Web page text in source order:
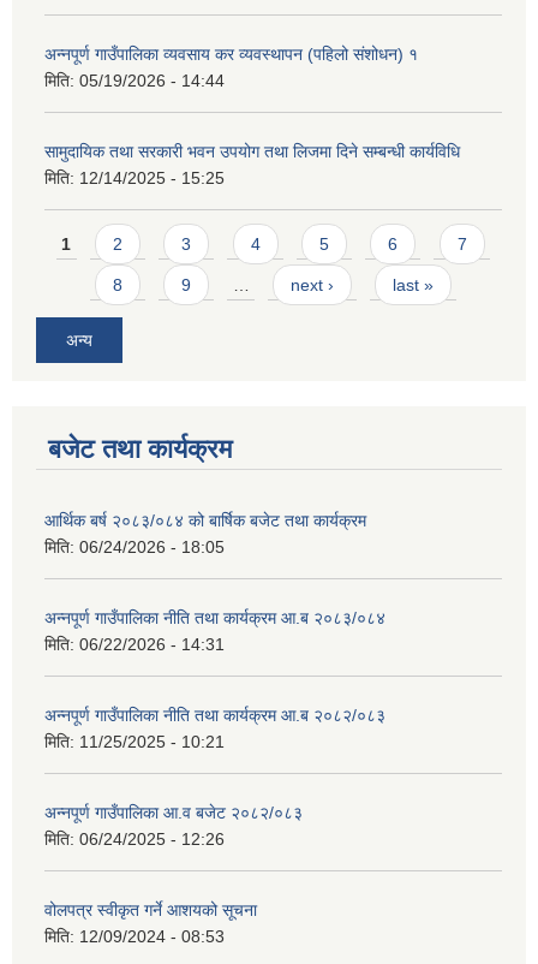
अन्नपूर्ण गाउँपालिका व्यवसाय कर व्यवस्थापन (पहिलो संशोधन) १
मिति: 05/19/2026 - 14:44
सामुदायिक तथा सरकारी भवन उपयोग तथा लिजमा दिने सम्बन्धी कार्यविधि
मिति: 12/14/2025 - 15:25
Pages
1 2 3 4 5 6 7
8 9 next › last »
अन्य
बजेट तथा कार्यक्रम
आर्थिक बर्ष २०८३/०८४ को बार्षिक बजेट तथा कार्यक्रम
मिति: 06/24/2026 - 18:05
अन्नपूर्ण गाउँपालिका नीति तथा कार्यक्रम आ.ब २०८३/०८४
मिति: 06/22/2026 - 14:31
अन्नपूर्ण गाउँपालिका नीति तथा कार्यक्रम आ.ब २०८२/०८३
मिति: 11/25/2025 - 10:21
अन्नपूर्ण गाउँपालिका आ.व बजेट २०८२/०८३
मिति: 06/24/2025 - 12:26
वोलपत्र स्वीकृत गर्ने आशयको सूचना
मिति: 12/09/2024 - 08:53